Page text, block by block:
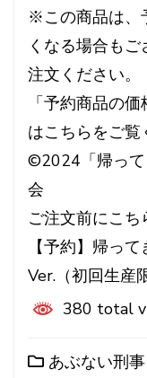
※この商品は、
くなる場合も
注文ください。
「予約商品の
はこちらをご覧
©2024「帰って
会
ご注文前にこち
【予約】帰っ
Ver.（初回生産
380 total
あぶない刑事